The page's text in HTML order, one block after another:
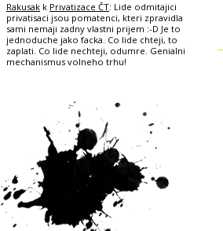
Rakusak k Privatizace ČT: Lide odmitajici
privatisaci jsou pomatenci, kteri zpravidla
sami nemaji zadny vlastni prijem :-D Je to
jednoduche jako facka. Co lide chteji, to
zaplati. Co lide nechteji, odumre. Genialni
mechanismus volneho trhu!